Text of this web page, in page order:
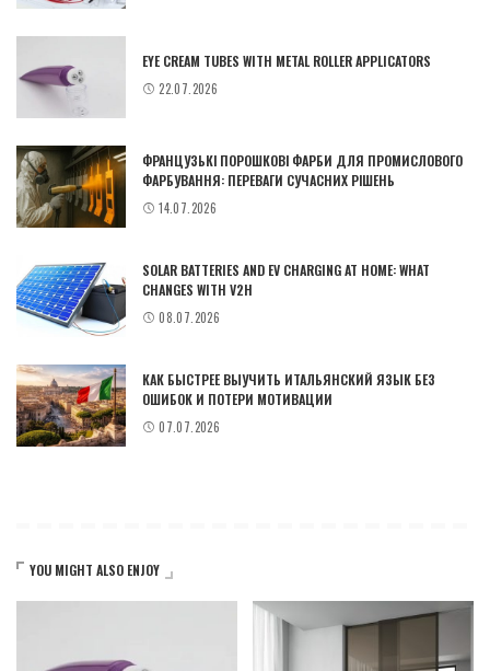
EYE CREAM TUBES WITH METAL ROLLER APPLICATORS
22.07.2026
ФРАНЦУЗЬКІ ПОРОШКОВІ ФАРБИ ДЛЯ ПРОМИСЛОВОГО
ФАРБУВАННЯ: ПЕРЕВАГИ СУЧАСНИХ РІШЕНЬ
14.07.2026
SOLAR BATTERIES AND EV CHARGING AT HOME: WHAT
CHANGES WITH V2H
08.07.2026
КАК БЫСТРЕЕ ВЫУЧИТЬ ИТАЛЬЯНСКИЙ ЯЗЫК БЕЗ
ОШИБОК И ПОТЕРИ МОТИВАЦИИ
07.07.2026
YOU MIGHT ALSO ENJOY